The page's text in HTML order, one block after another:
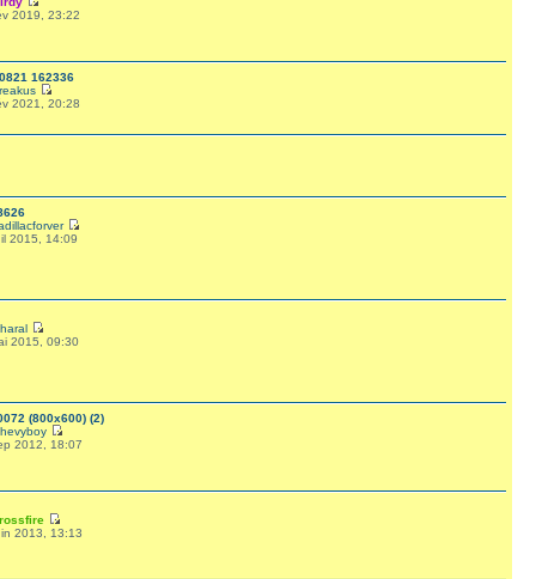
2019, 23:22
162336
2021, 20:28
2015, 14:09
2015, 09:30
(800x600) (2)
2012, 18:07
2013, 13:13